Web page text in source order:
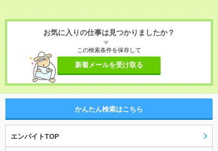
お気に入りの仕事は見つかりましたか？
この検索条件を保存して
新着メールを受け取る
かんたん検索はこちら
エンバイトTOP